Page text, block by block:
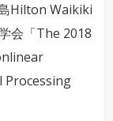
Hilton Waikiki
会「The 2018
Processing